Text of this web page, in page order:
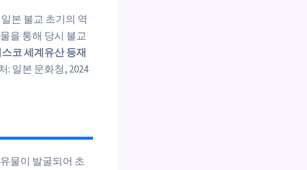
본 불교 초기의 역
을 통해 당시 불교
코 세계유산 등재
: 일본 문화청, 2024
물이 발굴되어 초